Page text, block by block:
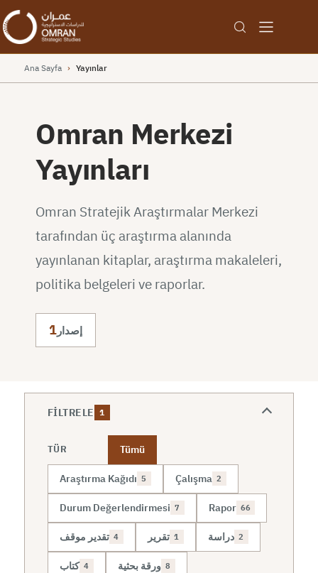
Ana Sayfa › Yayınlar
Omran Merkezi
Yayınları
Omran Stratejik Araştırmalar Merkezi
tarafından üç araştırma alanında
yayınlanan kitaplar, araştırma makaleleri,
politika belgeleri ve raporlar.
1إصدار
FILTRELE 1
TÜR Tümü
Araştırma Kağıdı 5 Çalışma 2
Durum Değerlendirmesi 7 Rapor 66
تقدير موقف 4 تقرير 1 دراسة 2
كتاب 4 ورقة بحثية 8